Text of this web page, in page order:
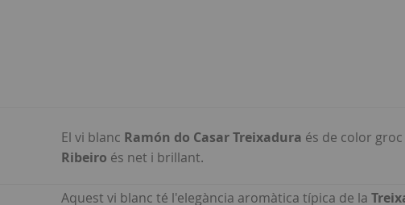
El vi blanc Ramón do Casar Treixadura és de color
Ribeiro és net i brillant.
Aquest vi blanc té l'elegància aromàtica típica de la